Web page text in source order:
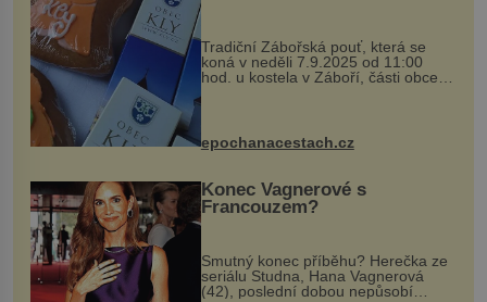
Tradiční Zábořská pouť, která se
koná v neděli 7.9.2025 od 11:00
hod. u kostela v Záboří, části obce
Kly u Mělníka. V programu naleznete
komentovanou prohlídku kostela,
epochanacestach.cz
Konec Vagnerové s
Francouzem?
Smutný konec příběhu? Herečka ze
seriálu Studna, Hana Vagnerová
(42), poslední dobou nepůsobí